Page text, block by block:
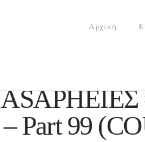
Αρχική
ASAPHΕΙΕΣ
– Part 99